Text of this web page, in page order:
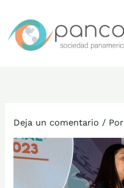
contenido
Deja un comentario / Por